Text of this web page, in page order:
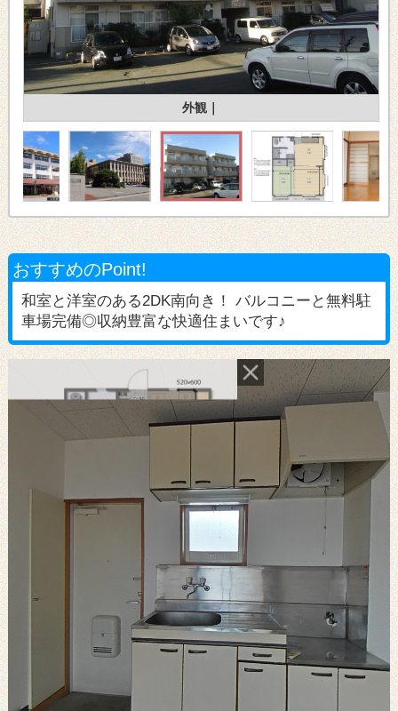
おすすめのPoint!
和室と洋室のある2DK南向き！ バルコニーと無料駐
車場完備◎収納豊富な快適住まいです♪